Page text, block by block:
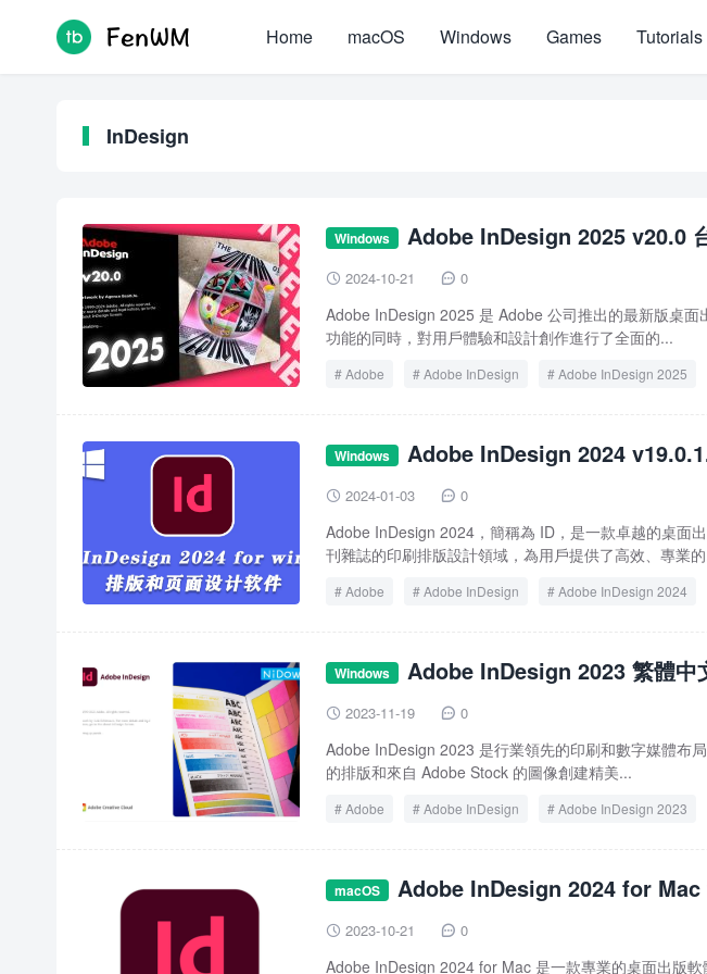
Home macOS Windows Games Tutorials
InDesign
Windows Adobe InDesign 2025 v20.0
 2024-10-21  0
Adobe InDesign 2025 是 Adobe 公司推出的最新版桌
功能的同時，對用戶體驗和設計創作進行了全面的...
Adobe Adobe InDesign Adobe InDesign 2025
Windows Adobe InDesign 2024
 2024-01-03  0
Adobe InDesign 2024，簡稱為 ID，是一款卓越的桌面
刊雜誌的印刷排版設計領域，為用戶提供了高效、專業
Adobe Adobe InDesign Adobe InDesign 2024
Windows Adobe InDesign 2023 繁體中
 2023-11-19  0
Adobe InDesign 2023 是行業領先的印刷和數字媒體布
的排版和來自 Adobe Stock 的圖像創建精美...
Adobe Adobe InDesign Adobe InDesign 2023
macOS Adobe InDesign 2024 for Mac
 2023-10-21  0
Adobe InDesign 2024 for Mac 是一款專業的桌面出版